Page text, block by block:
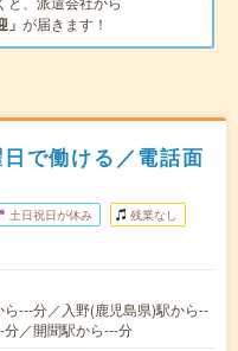
」 が届きます！
で働ける／電話面
土日祝日が休み 残業なし
---分／入野(鹿児島県)駅から--
／開聞駅から---分